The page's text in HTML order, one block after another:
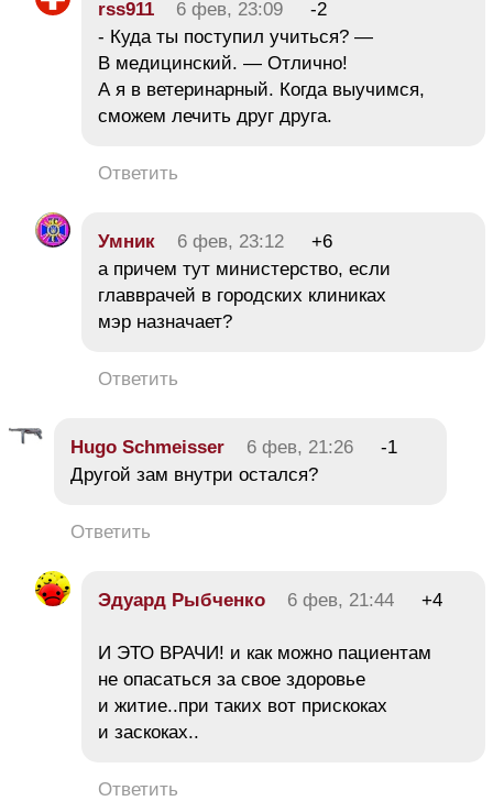
rss911 6 фев, 23:09
-2
- Куда ты поступил учиться? —
В медицинский. — Отлично!
А я в ветеринарный. Когда выучимся,
сможем лечить друг друга.
Ответить
Умник 6 фев, 23:12
+6
а причем тут министерство, если
главврачей в городских клиниках
мэр назначает?
Ответить
Hugo Schmeisser 6 фев, 21:26
-1
Другой зам внутри остался?
Ответить
Эдуард Рыбченко 6 фев, 21:44 +4
И ЭТО ВРАЧИ! и как можно пациентам
не опасаться за свое здоровье
и житие..при таких вот прискоках
и заскоках..
Ответить